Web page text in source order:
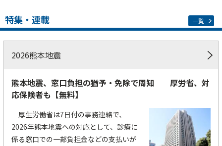
特集・連載 一覧
2026熊本地震
熊本地震、窓口負担の猶予・免除で周知 厚労省、対
応保険者も【無料】
厚生労働省は7日付の事務連絡で、
2026年熊本地震への対応として、診療に
係る窓口での一部負担金などの支払いが